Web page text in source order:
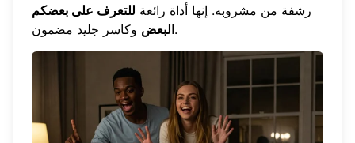
رشفة من مشروبه. إنها أداة رائعة للتعرف على بعضكم
البعضوكاسر جليد مضمون.